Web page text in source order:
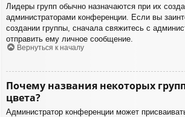
Лидеры групп обычно назначаются при их
администраторами конференции. Если вы
создании группы, сначала свяжитесь с
отправить ему личное сообщение.
Вернуться к началу
Почему названия некоторых
цвета?
Администратор конференции может